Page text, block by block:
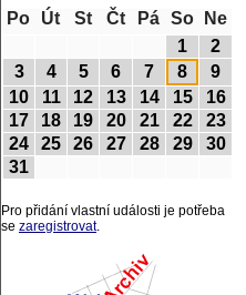
Po Út St Čt Pá So
Ne
1
2
3
4 5 6 7 8
9
10
11 12 13 14 15
16
17
18 19 20 21 22
23
24
25 26 27 28 29
30
31
Pro přidání vlastní události je potřeba
se zaregistrovat.